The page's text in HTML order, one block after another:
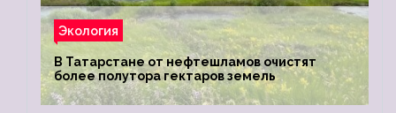
Экология
В Татарстане от нефтешламов очистят
более полутора гектаров земель